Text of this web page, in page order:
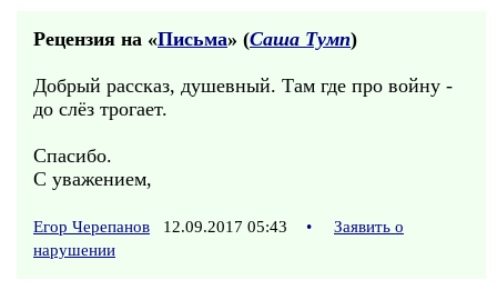
Рецензия на «Письма» (Саша Тумп)
Добрый рассказ, душевный. Там где про войну -
до слёз трогает.
Спасибо.
С уважением,
Егор Черепанов 12.09.2017 05:43 •
Заявить о
нарушении